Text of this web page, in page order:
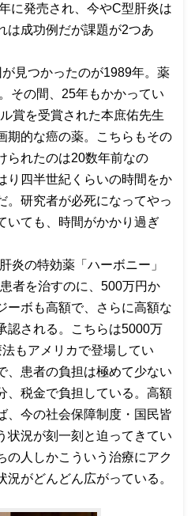
に発売され、今やC型肝炎は
は成功例だが課題が2つあ
見つかったのが1989年。薬
その間、 25年もかかってい
賞を受賞された本庶佑先生
期的な癌の薬。こちらもその
られたのは20数年前なの
り四半世紀くらいの時間をか
。研究者が必死になってやっ
いても、時間がかかり過ぎ
炎の特効薬「ハーボニー」
者を治すのに、 500万円か
ーボも高額で、さらに高額な
認される。こちらは5000万
もアメリカで登場してい
、患者の負担は極めて少ない
、税金で負担している。高額
、今の社会保障制度・国民皆
状況が刻一刻と迫ってきてい
の人しかこういう治療にアク
がどんどん広がっている。